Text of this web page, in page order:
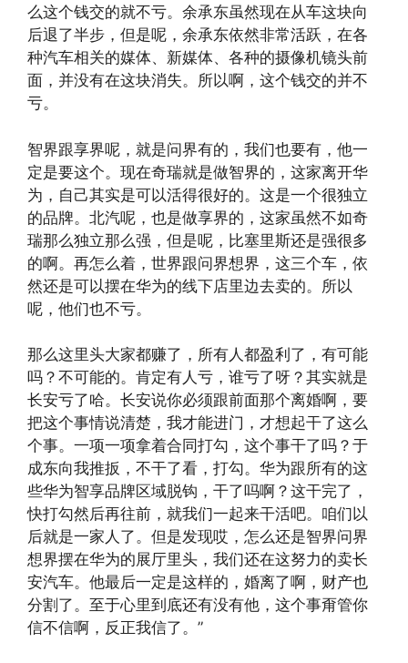
么这个钱交的就不亏。余承东虽然现在从车这块向
后退了半步，但是呢，余承东依然非常活跃，在各
种汽车相关的媒体、新媒体、各种的摄像机镜头前
面，并没有在这块消失。所以啊，这个钱交的并不
亏。
智界跟享界呢，就是问界有的，我们也要有，他一
定是要这个。现在奇瑞就是做智界的，这家离开华
为，自己其实是可以活得很好的。这是一个很独立
的品牌。北汽呢，也是做享界的，这家虽然不如奇
瑞那么独立那么强，但是呢，比塞里斯还是强很多
的啊。再怎么着，世界跟问界想界，这三个车，依
然还是可以摆在华为的线下店里边去卖的。所以
呢，他们也不亏。
那么这里头大家都赚了，所有人都盈利了，有可能
吗？不可能的。肯定有人亏，谁亏了呀？其实就是
长安亏了哈。长安说你必须跟前面那个离婚啊，要
把这个事情说清楚，我才能进门，才想起干了这么
个事。一项一项拿着合同打勾，这个事干了吗？于
成东向我推扳，不干了看，打勾。华为跟所有的这
些华为智享品牌区域脱钩，干了吗啊？这干完了，
快打勾然后再往前，就我们一起来干活吧。咱们以
后就是一家人了。但是发现哎，怎么还是智界问界
想界摆在华为的展厅里头，我们还在这努力的卖长
安汽车。他最后一定是这样的，婚离了啊，财产也
分割了。至于心里到底还有没有他，这个事甭管你
信不信啊，反正我信了。”